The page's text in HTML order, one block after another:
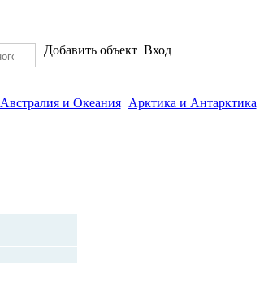
Добавить объект Вход
Австралия и Океания Арктика и Антарктика